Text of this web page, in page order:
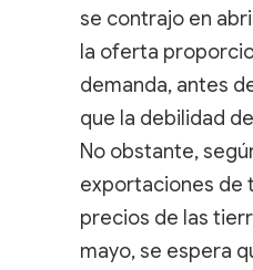
se contrajo en
la oferta
demanda, antes
que la debilidad
No obstante,
exportaciones de
precios de las
mayo, se espera